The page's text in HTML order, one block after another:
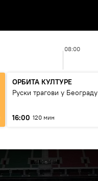
08:00
ОРБИТА КУЛТУРЕ
Руски трагови у Београду
16:00 120 мин